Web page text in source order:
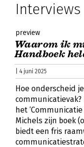
preview
Waarom ik
Handboek
| 4 juni 2025
Hoe onderscheid
het
Michels zijn boek
biedt een fris